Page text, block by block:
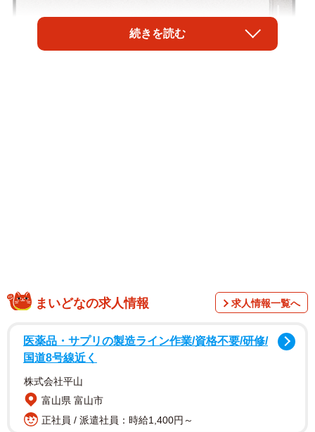
九州から東京に引っ越し憧れのタワマン生活に(C)gurahamuco
続きを読む
まいどなの求人情報 求人情報一覧へ
医薬品・サプリの製造ライン作業/資格不要/研修/
国道8号線近く
株式会社平山
富山県 富山市
正社員 / 派遣社員：時給1,400円～